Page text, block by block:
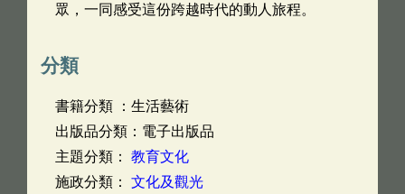
眾，一同感受這份跨越時代的動人旅程。
分類
書籍分類 ：生活藝術
出版品分類：電子出版品
主題分類： 教育文化
施政分類： 文化及觀光